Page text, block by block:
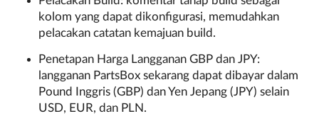
kolom yang dapat dikonfigurasi, memudahkan
pelacakan catatan kemajuan build.
Penetapan Harga Langganan GBP dan JPY:
langganan PartsBox sekarang dapat dibayar dalam
Pound Inggris (GBP) dan Yen Jepang (JPY) selain
USD, EUR, dan PLN.